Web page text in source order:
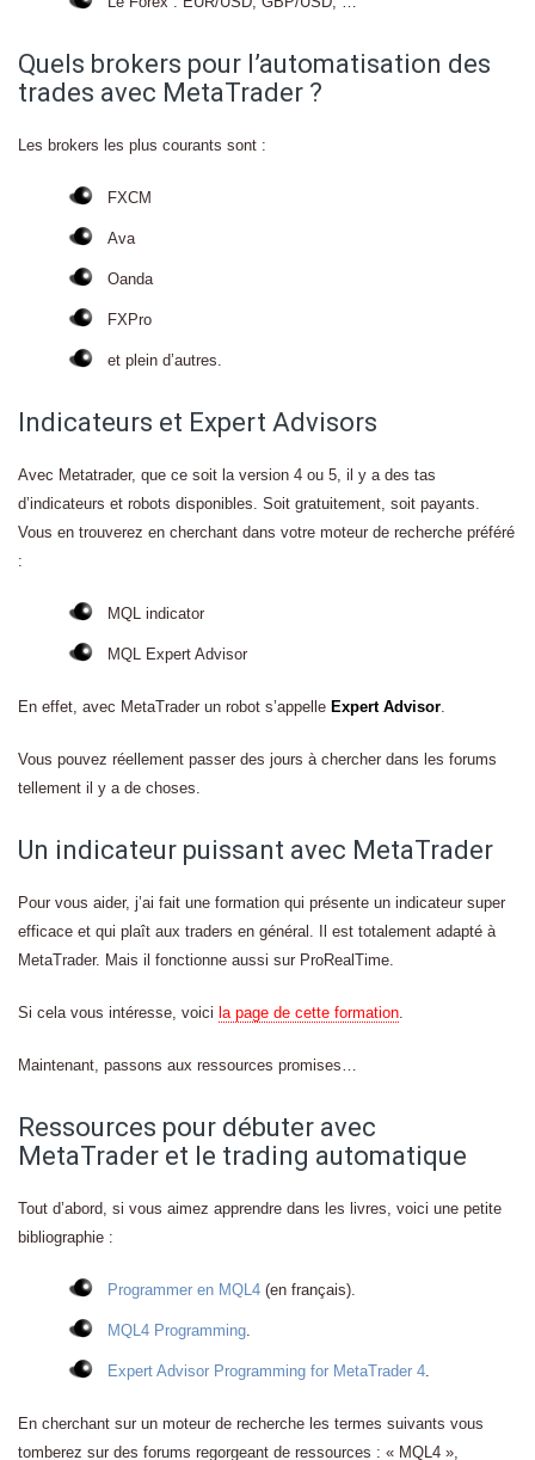
Quels brokers pour l’automatisation des
trades avec MetaTrader ?
Les brokers les plus courants sont :
FXCM
Ava
Oanda
FXPro
et plein d’autres.
Indicateurs et Expert Advisors
Avec Metatrader, que ce soit la version 4 ou 5, il y a des tas
d’indicateurs et robots disponibles. Soit gratuitement, soit payants.
Vous en trouverez en cherchant dans votre moteur de recherche préféré
:
MQL indicator
MQL Expert Advisor
En effet, avec MetaTrader un robot s’appelle Expert Advisor.
Vous pouvez réellement passer des jours à chercher dans les forums
tellement il y a de choses.
Un indicateur puissant avec MetaTrader
Pour vous aider, j’ai fait une formation qui présente un indicateur super
efficace et qui plaît aux traders en général. Il est totalement adapté à
MetaTrader. Mais il fonctionne aussi sur ProRealTime.
Si cela vous intéresse, voici la page de cette formation.
Maintenant, passons aux ressources promises…
Ressources pour débuter avec
MetaTrader et le trading automatique
Tout d’abord, si vous aimez apprendre dans les livres, voici une petite
bibliographie :
Programmer en MQL4 (en français).
MQL4 Programming.
Expert Advisor Programming for MetaTrader 4.
En cherchant sur un moteur de recherche les termes suivants vous
tomberez sur des forums regorgeant de ressources : « MQL4 »,